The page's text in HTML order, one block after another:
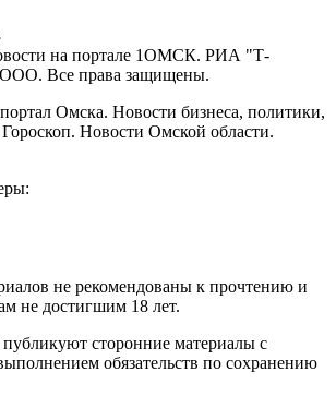
на портале 1ОМСК. РИА "Т-
Все права защищены.
Омска. Новости бизнеса, политики,
Новости Омской области.
не рекомендованы к прочтению и
не достигшим 18 лет.
сторонние материалы с
обязательств по сохранению